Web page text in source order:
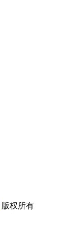
版权所有